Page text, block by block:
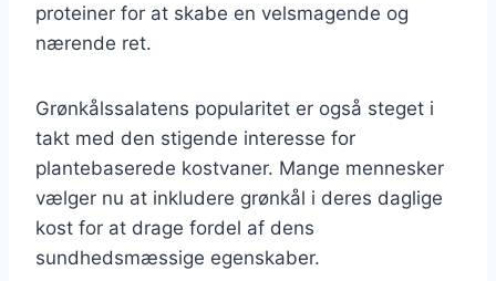
proteiner for at skabe en velsmagende og
nærende ret.
Grønkålssalatens popularitet er også steget i
takt med den stigende interesse for
plantebaserede kostvaner. Mange mennesker
vælger nu at inkludere grønkål i deres daglige
kost for at drage fordel af dens
sundhedsmæssige egenskaber.